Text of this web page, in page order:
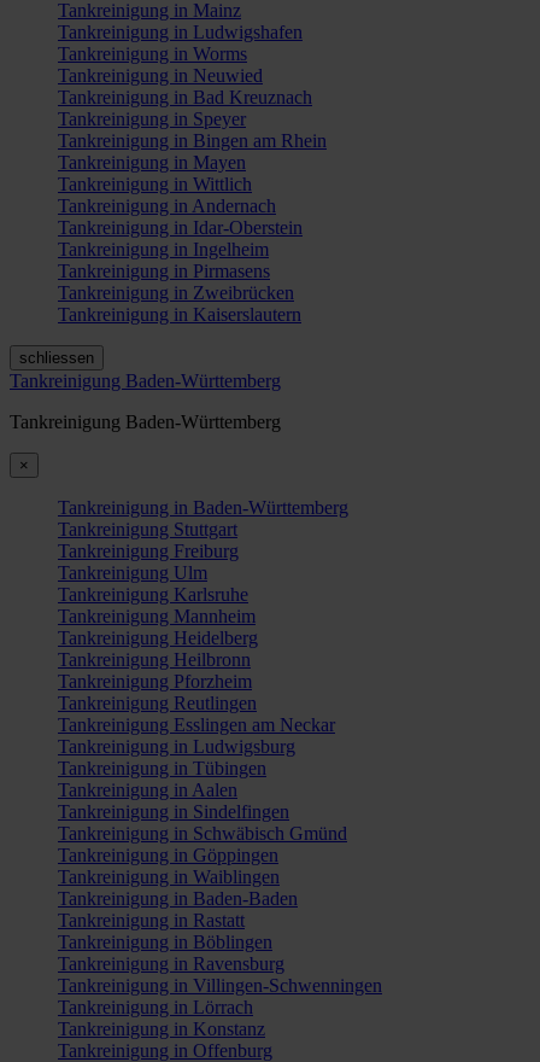
Tankreinigung in Mainz
Tankreinigung in Ludwigshafen
Tankreinigung in Worms
Tankreinigung in Neuwied
Tankreinigung in Bad Kreuznach
Tankreinigung in Speyer
Tankreinigung in Bingen am Rhein
Tankreinigung in Mayen
Tankreinigung in Wittlich
Tankreinigung in Andernach
Tankreinigung in Idar-Oberstein
Tankreinigung in Ingelheim
Tankreinigung in Pirmasens
Tankreinigung in Zweibrücken
Tankreinigung in Kaiserslautern
schliessen
Tankreinigung Baden-Württemberg
Tankreinigung Baden-Württemberg
×
Tankreinigung in Baden-Württemberg
Tankreinigung Stuttgart
Tankreinigung Freiburg
Tankreinigung Ulm
Tankreinigung Karlsruhe
Tankreinigung Mannheim
Tankreinigung Heidelberg
Tankreinigung Heilbronn
Tankreinigung Pforzheim
Tankreinigung Reutlingen
Tankreinigung Esslingen am Neckar
Tankreinigung in Ludwigsburg
Tankreinigung in Tübingen
Tankreinigung in Aalen
Tankreinigung in Sindelfingen
Tankreinigung in Schwäbisch Gmünd
Tankreinigung in Göppingen
Tankreinigung in Waiblingen
Tankreinigung in Baden-Baden
Tankreinigung in Rastatt
Tankreinigung in Böblingen
Tankreinigung in Ravensburg
Tankreinigung in Villingen-Schwenningen
Tankreinigung in Lörrach
Tankreinigung in Konstanz
Tankreinigung in Offenburg